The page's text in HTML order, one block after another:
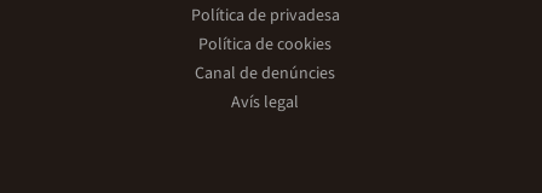
Política de privadesa
Política de cookies
Canal de denúncies
Avís legal